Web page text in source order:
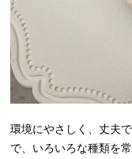
環境にやさしく、丈夫
で、いろいろな種類を